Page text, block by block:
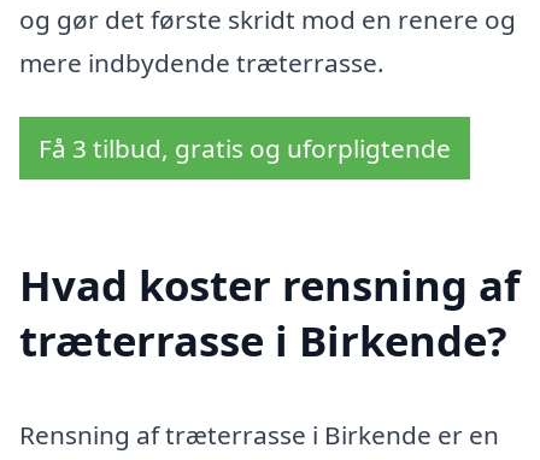
og gør det første skridt mod en renere og
mere indbydende træterrasse.
Få 3 tilbud, gratis og uforpligtende
Hvad koster rensning af
træterrasse i Birkende?
Rensning af træterrasse i Birkende er en